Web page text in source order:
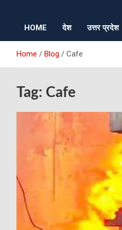
HOME देश उत्तर प्रदेश
Home Blog Cafe
Tag: Cafe